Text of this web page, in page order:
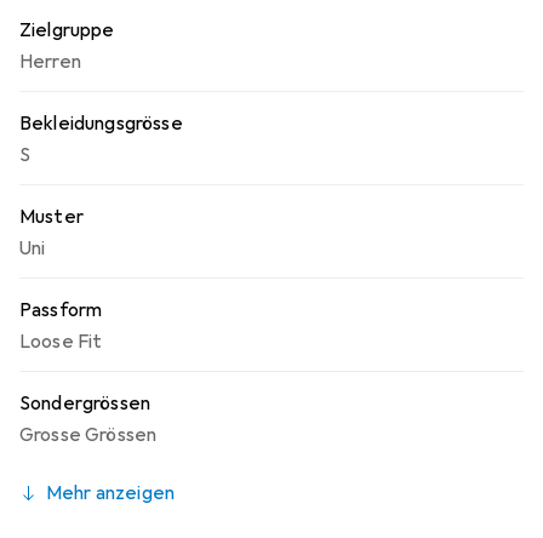
Zielgruppe
Herren
Bekleidungsgrösse
S
Muster
Uni
Passform
Loose Fit
Sondergrössen
Grosse Grössen
Mehr anzeigen